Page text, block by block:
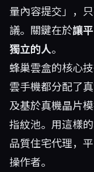
量內容提交」，
議。關鍵在於讓
獨立的人。
蜂巢雲盒的核心
雲手機都分配了
及基於真機晶片
指紋池。用這樣
品質住宅代理，
操作者。